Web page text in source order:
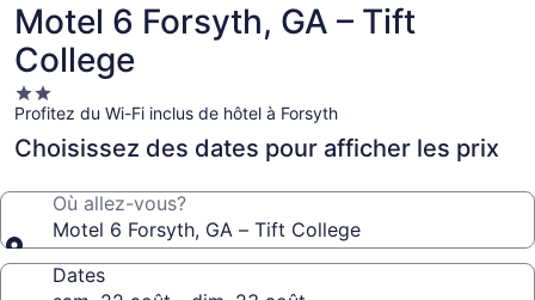
Motel 6 Forsyth, GA – Tift
College
Hébergement
2.0 étoiles
Profitez du Wi-Fi inclus de hôtel à Forsyth
Choisissez des dates pour afficher les prix
Où allez-vous?
Motel 6 Forsyth, GA – Tift College
Dates